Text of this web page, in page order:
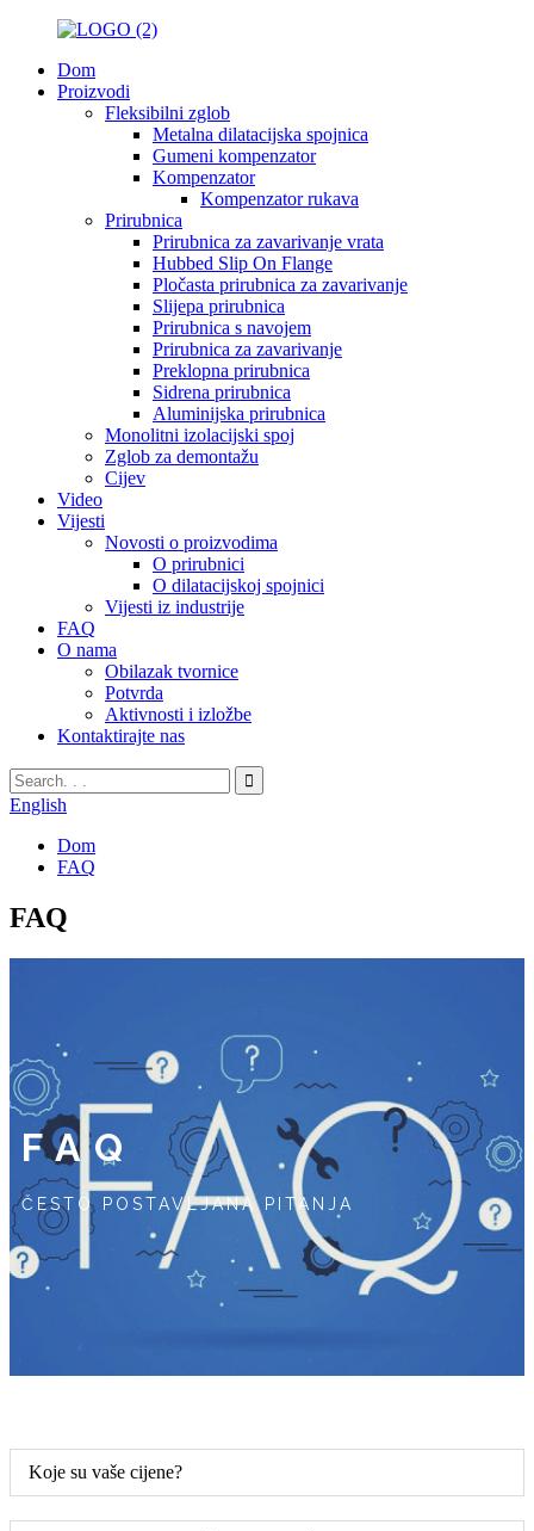
Dom
Proizvodi
Fleksibilni zglob
Metalna dilatacijska spojnica
Gumeni kompenzator
Kompenzator
Kompenzator rukava
Prirubnica
Prirubnica za zavarivanje vrata
Hubbed Slip On Flange
Pločasta prirubnica za zavarivanje
Slijepa prirubnica
Prirubnica s navojem
Prirubnica za zavarivanje
Preklopna prirubnica
Sidrena prirubnica
Aluminijska prirubnica
Monolitni izolacijski spoj
Zglob za demontažu
Cijev
Video
Vijesti
Novosti o proizvodima
O prirubnici
O dilatacijskoj spojnici
Vijesti iz industrije
FAQ
O nama
Obilazak tvornice
Potvrda
Aktivnosti i izložbe
Kontaktirajte nas
English
Dom
FAQ
FAQ
FAQ
ČESTO POSTAVLJANA PITANJA
Koje su vaše cijene?